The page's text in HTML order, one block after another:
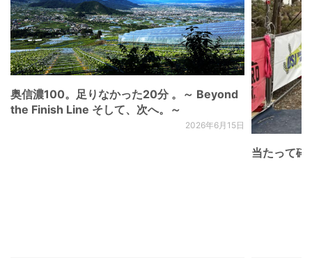
奥信濃100。足りなかった20分 。～ Beyond
the Finish Line そして、次へ。～
2026年6月15日
当たって砕